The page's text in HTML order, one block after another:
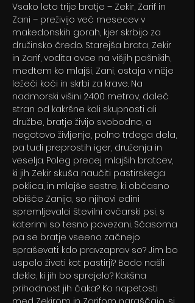
Vsako leto trije bratje – Zekir, Zarif in
Zani – preživijo več mesecev v
makedonskih gorah, kjer skrbijo za
družinsko čredo. Starejša brata, Zekir
in Zarif, vodita ovce na višjih pašnikih,
medtem ko mlajši, Zani, ostaja v nižje
ležeči koči in skrbi za krave. Na
nadmorski višini 2400 metrov, daleč
stran od kakršne koli skupnosti ali
družbe, bratje živijo svobodno, a
negotovo življenje, polno trdega dela,
pa tudi preprostih iger, druženja in
veselja. Poleg precej mlajših bratcev,
ki jih Zekir skuša naučiti pastirskega
poklica, in mlajše sestre, ki občasno
obišče Zanija, so njihovi edini
spremljevalci številni ovčarski psi, s
katerimi so tesno povezani. Sčasoma
pa se bratje vseeno začnejo
spraševati: kdo pravzaprav so? Jim bo
uspelo živeti kot pastirji? Bodo našli
dekle, ki jih bo sprejelo? Kakšna
prihodnost jih čaka? Ko napetosti